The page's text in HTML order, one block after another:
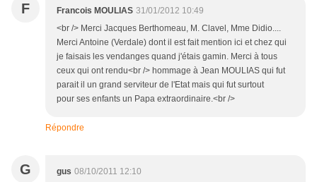
F Francois MOULIAS 31/01/2012 10:49
<br /> Merci Jacques Berthomeau, M. Clavel, Mme Didio....
Merci Antoine (Verdale) dont il est fait mention ici et chez qui
je faisais les vendanges quand j'étais gamin. Merci à tous
ceux qui ont rendu<br /> hommage à Jean MOULIAS qui fut
parait il un grand serviteur de l'Etat mais qui fut surtout
pour ses enfants un Papa extraordinaire.<br />
Répondre
G gus 08/10/2011 12:10